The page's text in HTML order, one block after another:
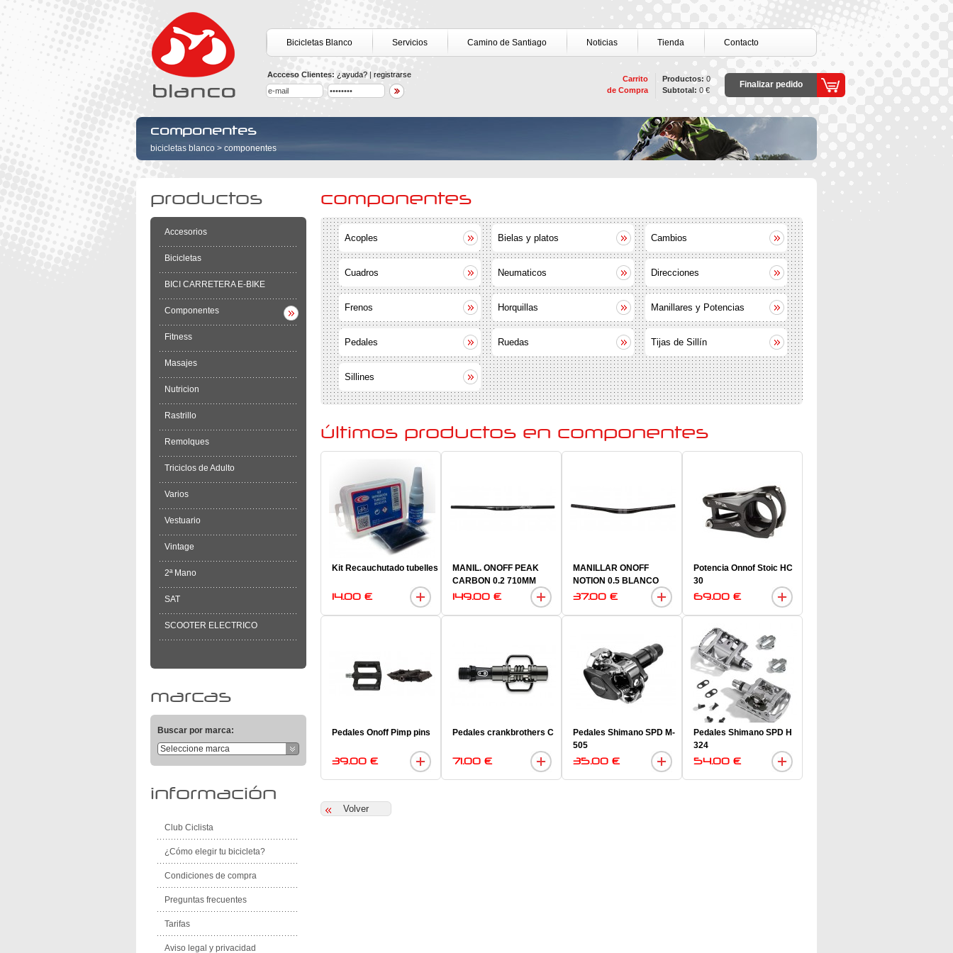
Bicicletas Blanco Servicios Camino de Santiago Noticias Tienda Contacto
Accceso Clientes: ¿ayuda? | registrarse
Carrito
de Compra
Productos: 0
Subtotal: 0 €
Finalizar pedido
componentes
bicicletas blanco > componentes
productos
Accesorios
Bicicletas
BICI CARRETERA E-BIKE
Componentes
Fitness
Masajes
Nutricion
Rastrillo
Remolques
Triciclos de Adulto
Varios
Vestuario
Vintage
2ª Mano
SAT
SCOOTER ELECTRICO
marcas
Buscar por marca:
Seleccione marca
información
Club Ciclista
¿Cómo elegir tu bicicleta?
Condiciones de compra
Preguntas frecuentes
Tarifas
Aviso legal y privacidad
componentes
Acoples Bielas y platos Cambios
Cuadros Neumaticos Direcciones
Frenos Horquillas Manillares y Potencias
Pedales Ruedas Tijas de Sillín
Sillines
últimos productos en componentes
Kit Recauchutado tubelles
14.00 €
MANIL. ONOFF PEAK
CARBON 0.2 710MM
149.00 €
MANILLAR ONOFF
NOTION 0.5 BLANCO
37.00 €
Potencia Onnof Stoic HC
30
69.00 €
Pedales Onoff Pimp pins
39.00 €
Pedales crankbrothers C
71.00 €
Pedales Shimano SPD M-
505
35.00 €
Pedales Shimano SPD H
324
54.00 €